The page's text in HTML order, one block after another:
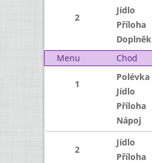
2
Jídlo
Příloha
Doplněk
Menu
Chod
1
Polévka
Jídlo
Příloha
Nápoj
2
Jídlo
Příloha